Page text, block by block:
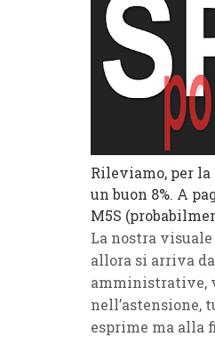
Rileviamo, per
un buon 8%. A
M5S
La nostra
allora si arriva
amministrative,
nell’astensione,
esprime ma alla